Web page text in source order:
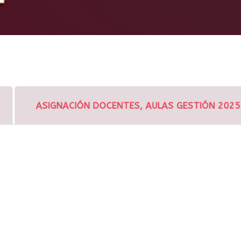
ASIGNACIÓN DOCENTES, AULAS GESTIÓN 2025